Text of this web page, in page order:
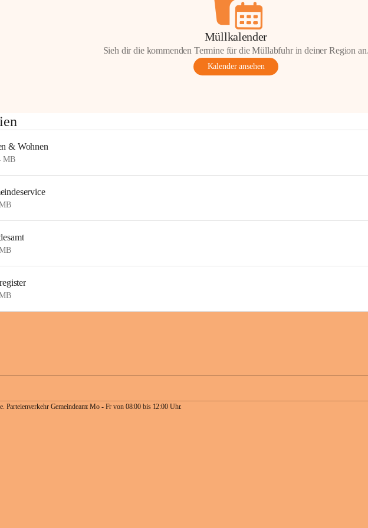
Müllkalender
Sieh dir die kommenden Termine für die Müllabfuhr in deiner Region
Kalender ansehen
& Wohnen
MB
Parteienverkehr Gemeindeamt Mo - Fr von 08:00 bis 12:00 Uhr.